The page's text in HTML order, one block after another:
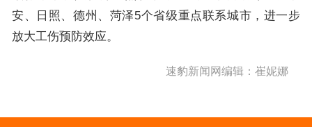
安、日照、德州、菏泽5个省级重点联系城市，进一步
放大工伤预防效应。
速豹新闻网编辑：崔妮娜